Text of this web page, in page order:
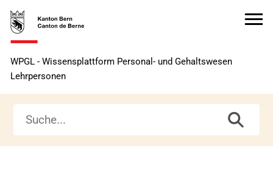
Zur
Startseite
Zur
Navigation
Zum
Hauptinhalt
Zum
Seitenende
Startseite
WPGL - Wissensplattform Personal- und Gehaltswesen
Lehrpersonen
Wissensplattform
Personal-
und